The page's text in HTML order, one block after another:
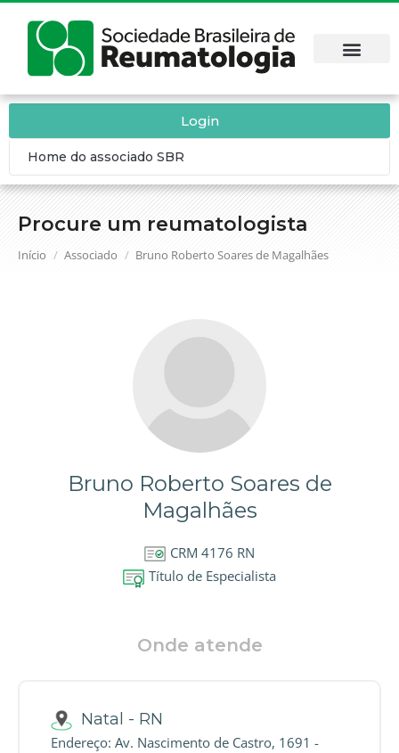
Procure um reumatologista
Você está aqui:
Início Associado Bruno Roberto Soares de Magalhães
Login
Home do associado SBR
Bruno Roberto Soares de
Magalhães
CRM 4176 RN
Título de Especialista
Onde atende
Natal - RN
Endereço: Av. Nascimento de Castro, 1691 -